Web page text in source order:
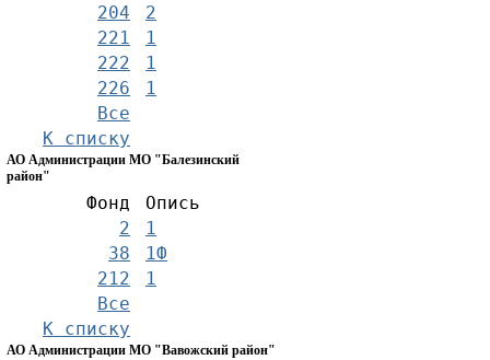
204
2
221
1
222
1
226
1
Все
К списку
АО Администрации МО "Балезинский
район"
Фонд
Опись
2
1
38
1Ф
212
1
Все
К списку
АО Администрации МО "Вавожский район"